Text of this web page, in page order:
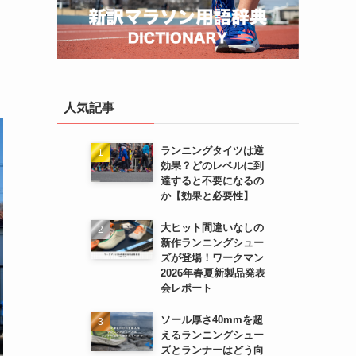
人気記事
ランニングタイツは逆
効果？どのレベルに到
達すると不要になるの
か【効果と必要性】
大ヒット間違いなしの
新作ランニングシュー
ズが登場！ワークマン
2026年春夏新製品発表
会レポート
ソール厚さ40mmを超
えるランニングシュー
ズとランナーはどう向